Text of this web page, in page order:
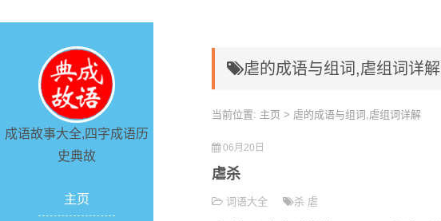
成语故事大全,四字成语历
史典故
主页
虐的成语与组词,虐组词详解
当前位置: 主页 > 虐的成语与组词,虐组词详解
06月20日
虐杀
词语大全 杀 虐